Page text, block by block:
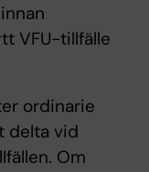
VFU-tillfälle
ordinarie
delta vid
Om